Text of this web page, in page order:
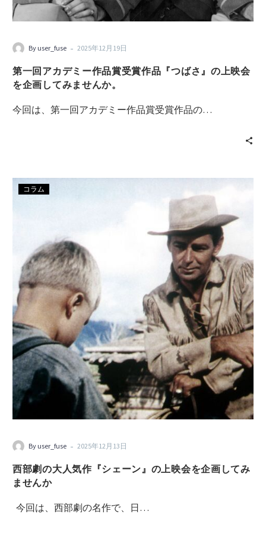
By user_fuse - 2025年12月19日
第一回アカデミー作品賞受賞作品『つばさ』の上映会
を企画してみませんか。
今回は、第一回アカデミー作品賞受賞作品の…
コラム
By user_fuse - 2025年12月13日
西部劇の大人気作『シェーン』の上映会を企画してみ
ませんか
今回は、西部劇の名作で、日…